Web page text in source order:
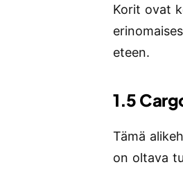
Korit ovat
eteen.
1.5
Tämä
on oltava